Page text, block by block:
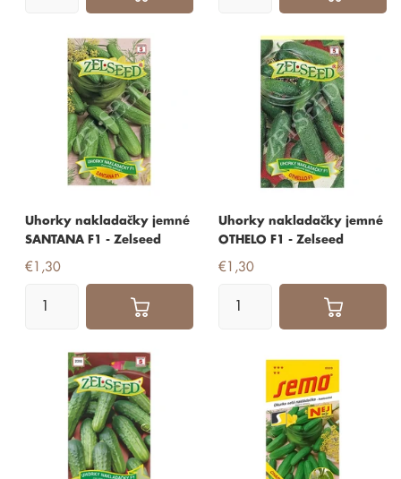
Uhorky nakladačky jemné
SANTANA F1 - Zelseed
€1,30
Uhorky nakladačky jemné
OTHELO F1 - Zelseed
€1,30